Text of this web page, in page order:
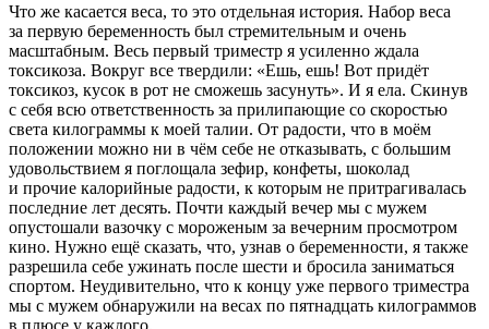
Что же касается веса, то это отдельная история. Набор веса
за первую беременность был стремительным и очень
масштабным. Весь первый триместр я усиленно ждала
токсикоза. Вокруг все твердили: «Ешь, ешь! Вот придёт
токсикоз, кусок в рот не сможешь засунуть». И я ела. Скинув
с себя всю ответственность за прилипающие со скоростью
света килограммы к моей талии. От радости, что в моём
положении можно ни в чём себе не отказывать, с большим
удовольствием я поглощала зефир, конфеты, шоколад
и прочие калорийные радости, к которым не притрагивалась
последние лет десять. Почти каждый вечер мы с мужем
опустошали вазочку с мороженым за вечерним просмотром
кино. Нужно ещё сказать, что, узнав о беременности, я также
разрешила себе ужинать после шести и бросила заниматься
спортом. Неудивительно, что к концу уже первого триместра
мы с мужем обнаружили на весах по пятнадцать килограммов
в плюсе у каждого.